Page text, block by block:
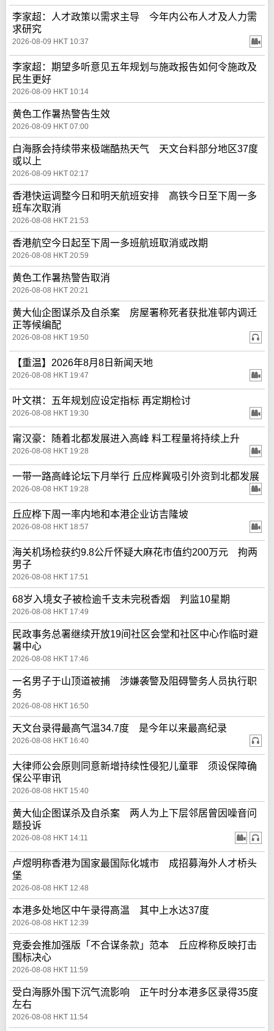
李家超：人才政策以需求主导 今年内公布人才及人力需
求研究
2026-08-09 HKT 10:37
李家超：期望多听意见五年规划与施政报告如何令施政及
民生更好
2026-08-09 HKT 10:14
黄色工作暑热警告生效
2026-08-09 HKT 07:00
白海豚会持续带来极端酷热天气 天文台料部分地区37度
或以上
2026-08-09 HKT 02:17
香港快运调整今日和明天航班安排 高铁今日至下周一多
班车次取消
2026-08-08 HKT 21:53
香港航空今日起至下周一多班航班取消或改期
2026-08-08 HKT 20:59
黄色工作暑热警告取消
2026-08-08 HKT 20:21
黄大仙企图谋杀及自杀案 房屋署称死者获批准邨内调迁
正等候编配
2026-08-08 HKT 19:50
【重温】2026年8月8日新闻天地
2026-08-08 HKT 19:47
叶文祺：五年规划应设定指标 再定期检讨
2026-08-08 HKT 19:30
甯汉豪：随着北都发展进入高峰 料工程量将持续上升
2026-08-08 HKT 19:28
一带一路高峰论坛下月举行 丘应桦冀吸引外资到北都发展
2026-08-08 HKT 19:28
丘应桦下周一率内地和本港企业访吉隆坡
2026-08-08 HKT 18:57
海关机场检获约9.8公斤怀疑大麻花市值约200万元 拘两
男子
2026-08-08 HKT 17:51
68岁入境女子被检逾千支未完税香烟 判监10星期
2026-08-08 HKT 17:49
民政事务总署继续开放19间社区会堂和社区中心作临时避
暑中心
2026-08-08 HKT 17:46
一名男子于山顶道被捕 涉嫌袭警及阻碍警务人员执行职
务
2026-08-08 HKT 16:50
天文台录得最高气温34.7度 是今年以来最高纪录
2026-08-08 HKT 16:40
大律师公会原则同意新增持续性侵犯儿童罪 须设保障确
保公平审讯
2026-08-08 HKT 15:40
黄大仙企图谋杀及自杀案 两人为上下层邻居曾因噪音问
题投诉
2026-08-08 HKT 14:11
卢煜明称香港为国家最国际化城市 成招募海外人才桥头
堡
2026-08-08 HKT 12:48
本港多处地区中午录得高温 其中上水达37度
2026-08-08 HKT 12:39
竞委会推加强版「不合谋条款」范本 丘应桦称反映打击
围标决心
2026-08-08 HKT 11:59
受白海豚外围下沉气流影响 正午时分本港多区录得35度
左右
2026-08-08 HKT 11:54